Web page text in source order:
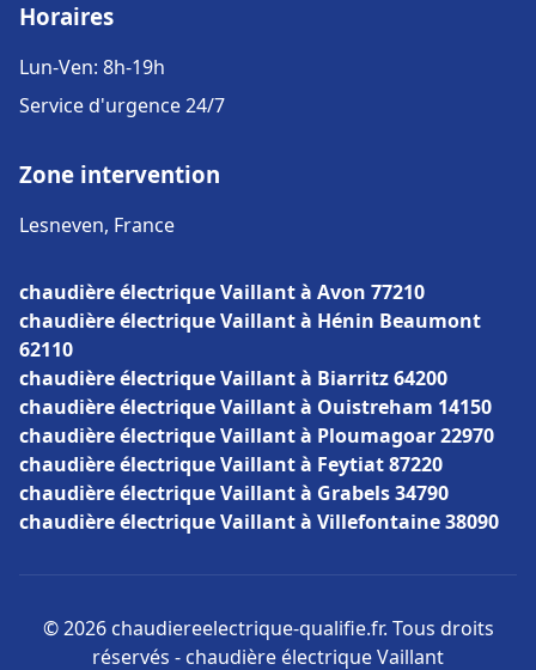
Horaires
Lun-Ven: 8h-19h
Service d'urgence 24/7
Zone intervention
Lesneven, France
chaudière électrique Vaillant à Avon 77210
chaudière électrique Vaillant à Hénin Beaumont
62110
chaudière électrique Vaillant à Biarritz 64200
chaudière électrique Vaillant à Ouistreham 14150
chaudière électrique Vaillant à Ploumagoar 22970
chaudière électrique Vaillant à Feytiat 87220
chaudière électrique Vaillant à Grabels 34790
chaudière électrique Vaillant à Villefontaine 38090
© 2026 chaudiereelectrique-qualifie.fr. Tous droits
réservés - chaudière électrique Vaillant